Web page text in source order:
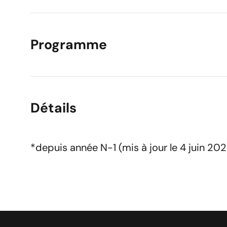
Programme
Détails
*depuis année N-1 (mis à jour le 4 juin